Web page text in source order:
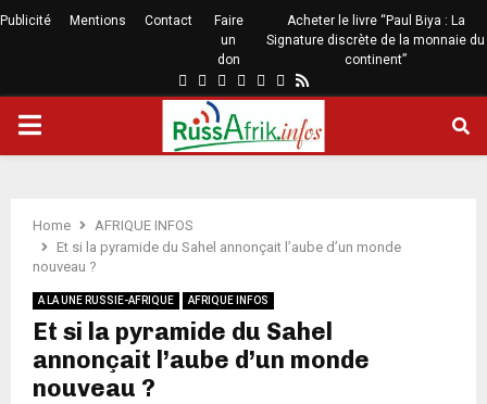
Publicité Mentions Contact
Faire
un
don
Acheter le livre “Paul Biya : La
Signature discrète de la monnaie du
continent”
Home
AFRIQUE INFOS
Et si la pyramide du Sahel annonçait l’aube d’un monde
nouveau ?
A LA UNE RUSSIE-AFRIQUE AFRIQUE INFOS
Et si la pyramide du Sahel
annonçait l’aube d’un monde
nouveau ?